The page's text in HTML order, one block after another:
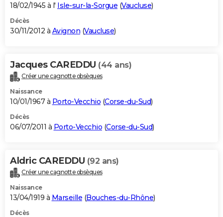
18/02/1945 à l' Isle-sur-la-Sorgue (Vaucluse)
Décès
30/11/2012 à Avignon (Vaucluse)
Jacques CAREDDU (44 ans)
Créer une cagnotte obsèques
Naissance
10/01/1967 à Porto-Vecchio (Corse-du-Sud)
Décès
06/07/2011 à Porto-Vecchio (Corse-du-Sud)
Aldric CAREDDU (92 ans)
Créer une cagnotte obsèques
Naissance
13/04/1919 à Marseille (Bouches-du-Rhône)
Décès